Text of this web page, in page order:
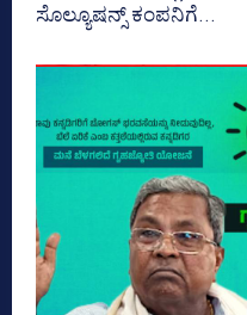
ಸೊಲ್ಯೂಷನ್ಸ್‌ ಕಂಪನಿಗೆ...